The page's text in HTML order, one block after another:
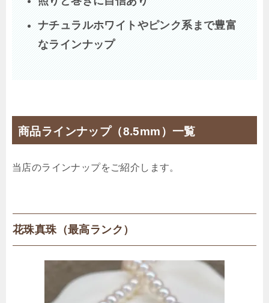
ナチュラルホワイトやピンク系まで豊富
なラインナップ
商品ラインナップ（8.5mm）一覧
当店のラインナップをご紹介します。
花珠真珠（最高ランク）